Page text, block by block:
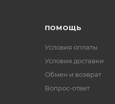
ПОМОЩЬ
Условия оплаты
Условия доставки
Обмен и возврат
Вопрос-ответ